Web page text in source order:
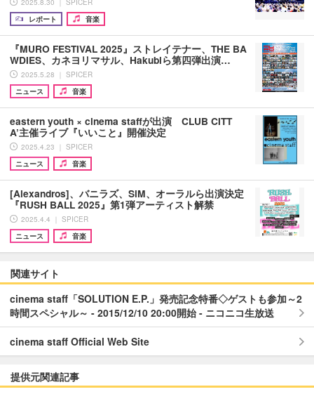
2025.8.30 ｜ SPICER
レポート
音楽
『MURO FESTIVAL 2025』ストレイテナー、THE BA
WDIES、カネヨリマサル、Hakubiら第四弾出演…
2025.5.28 ｜ SPICER
ニュース
音楽
eastern youth × cinema staffが出演 CLUB CITT
A’主催ライブ『いいこと』開催決定
2025.4.23 ｜ SPICER
ニュース
音楽
[Alexandros]、バニラズ、SiM、オーラルら出演決定
『RUSH BALL 2025』第1弾アーティスト解禁
2025.4.4 ｜ SPICER
ニュース
音楽
関連サイト
cinema staff「SOLUTION E.P.」発売記念特番◇ゲストも参加～2
時間スペシャル～ - 2015/12/10 20:00開始 - ニコニコ生放送
cinema staff Official Web Site
提供元関連記事